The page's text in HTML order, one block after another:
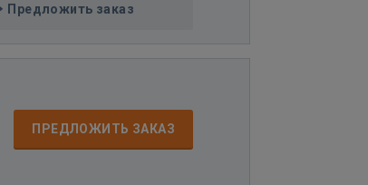
Предложить заказ
ПРЕДЛОЖИТЬ ЗАКАЗ